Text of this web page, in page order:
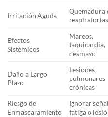
Irritación Aguda
Quemadura
Efectos
Sistémicos
Mareos,
taquicardia,
desmayo
Daño a Largo
Plazo
Lesiones
pulmonares
crónicas
Riesgo de
Enmascaramiento
Ignorar
fatiga o